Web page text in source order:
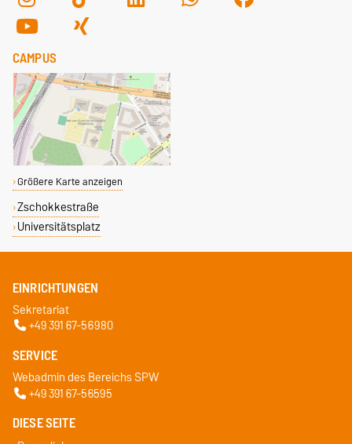
CAMPUS
Größere Karte anzeigen
Zschokkestraße
Universitätsplatz
EINRICHTUNGEN
Sekretariat
+49 391 67-56980
SERVICE
Webadmin des Bereichs SPW
+49 391 67-56595
DIESE SEITE